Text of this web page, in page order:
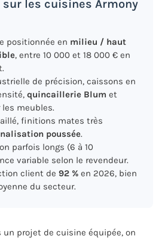
sur les cuisines Armony
positionnée en milieu / haut
, entre 10 000 et 18 000 € en
de précision, caissons en
quincaillerie Blum et
les meubles.
finitions mates très
poussée.
parfois longs (6 à 10
variable selon le revendeur.
client de92 % en 2026, bien
du secteur.
un projet de cuisine équipée, on